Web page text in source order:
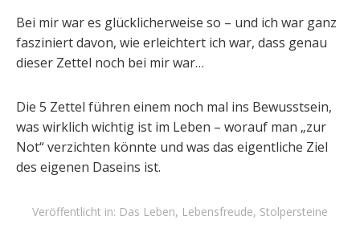
Bei mir war es glücklicherweise so – und ich war ganz
fasziniert davon, wie erleichtert ich war, dass genau
dieser Zettel noch bei mir war…
Die 5 Zettel führen einem noch mal ins Bewusstsein,
was wirklich wichtig ist im Leben – worauf man „zur
Not“ verzichten könnte und was das eigentliche Ziel
des eigenen Daseins ist.
Veröffentlicht in: Das Leben, Lebensfreude, Stolpersteine